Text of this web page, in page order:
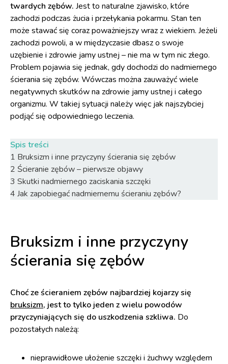
twardych zębów. Jest to naturalne zjawisko, które
zachodzi podczas żucia i przełykania pokarmu. Stan ten
może stawać się coraz poważniejszy wraz z wiekiem. Jeżeli
zachodzi powoli, a w międzyczasie dbasz o swoje
uzębienie i zdrowie jamy ustnej – nie ma w tym nic złego.
Problem pojawia się jednak, gdy dochodzi do nadmiernego
ścierania się zębów. Wówczas można zauważyć wiele
negatywnych skutków na zdrowie jamy ustnej i całego
organizmu. W takiej sytuacji należy więc jak najszybciej
podjąć się odpowiedniego leczenia.
Spis treści
1 Bruksizm i inne przyczyny ścierania się zębów
2 Ścieranie zębów – pierwsze objawy
3 Skutki nadmiernego zaciskania szczęki
4 Jak zapobiegać nadmiernemu ścieraniu zębów?
Bruksizm i inne przyczyny
ścierania się zębów
Choć ze ścieraniem zębów najbardziej kojarzy się
bruksizm, jest to tylko jeden z wielu powodów
przyczyniających się do uszkodzenia szkliwa. Do
pozostałych należą:
nieprawidłowe ułożenie szczęki i żuchwy względem